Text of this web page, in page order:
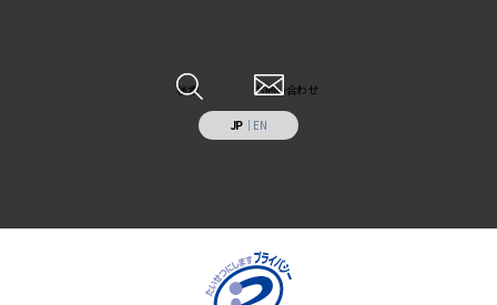
情報システムの受託開発と運用業務
JP｜ EN
検索 お問い合わせ